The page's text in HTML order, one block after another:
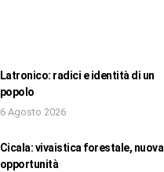
Latronico: radici e identità di un
popolo
6 Agosto 2026
Cicala: vivaistica forestale, nuova
opportunità